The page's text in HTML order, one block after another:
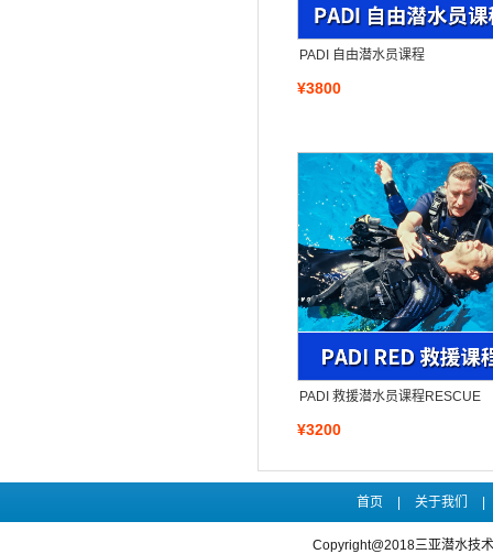
PADI 自由潜水员课程
¥3800
PADI 救援潜水员课程RESCUE
¥3200
首页 关于我们
Copyright@2018三亚潜水技